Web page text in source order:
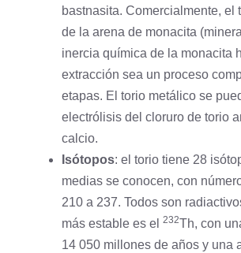
bastnasita. Comercialmente, el
de la arena de monacita
inercia química de la monacita
extracción sea un proceso
etapas. El torio metálico se
electrólisis del cloruro de torio
calcio.
Isótopos: el torio tiene 28
medias se conocen, con
210 a 237. Todos son
más estable es el
232Th, con
14 050 millones de años y una